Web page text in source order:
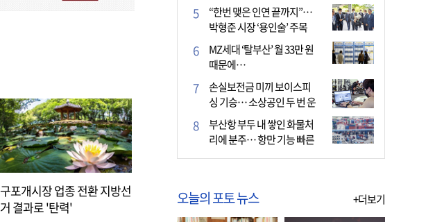
구포개시장 업종 전환 지방선
거 결과로 '탄력'
한 택시회사
“한번 맺은 인연 끝까지”…
박형준 시장 ‘용인술’ 주목
MZ세대 ‘탈부산’ 월 33만 원
때문에…
손실보전금 미끼 보이스피
싱 기승… 소상공인 두 번 운
다
부산항 부두 내 쌓인 화물처
리에 분주… 항만 기능 빠른
회복세
오늘의 포토 뉴스 +더보기